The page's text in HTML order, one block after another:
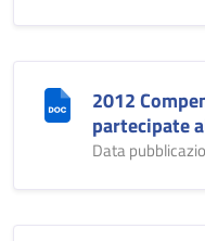
2012
partecipate
Data